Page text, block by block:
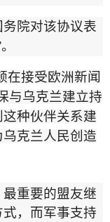
院对该协议表
。
在接受欧洲新闻
与乌克兰建立持
种伙伴关系建
克兰人民创造
重要的盟友继
，而军事支持